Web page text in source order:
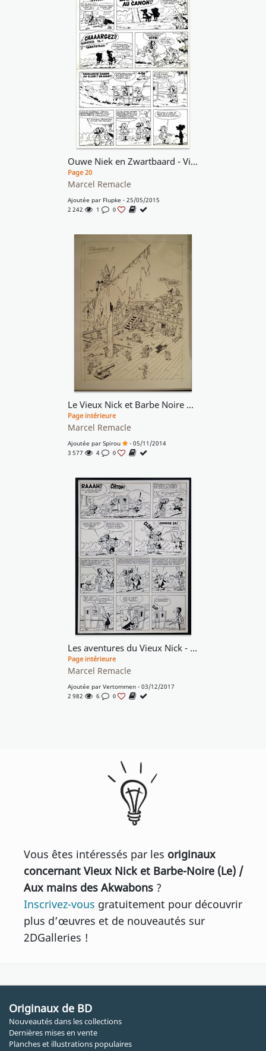
Ouwe Niek en Zwartbaard - Vieux Nick et Barbe-Noire
Page 20
Marcel Remacle
Ajoutée par Flupke - 25/05/2015
2 242
1 0
Le Vieux Nick et Barbe Noire n° 7, « Aux Mains des Akwabons », 1964.
Page intérieure
Marcel Remacle
Ajoutée par Spirou
- 05/11/2014
3 577
4 0
Les aventures du Vieux Nick - "Aux mains des Akwabons" – Planche 18A et 18B.
Page intérieure
Marcel Remacle
Ajoutée par Vertommen - 03/12/2017
2 982
6 0
Vous êtes intéressés par les originaux
concernant Vieux Nick et Barbe-Noire (Le) /
Aux mains des Akwabons ?
Inscrivez-vous gratuitement pour découvrir
plus d’œuvres et de nouveautés sur
2DGalleries !
Originaux de BD
Nouveautés dans les collections
Dernières mises en vente
Planches et illustrations populaires